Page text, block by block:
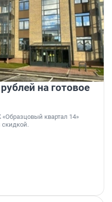
на готовое
квартал 14»